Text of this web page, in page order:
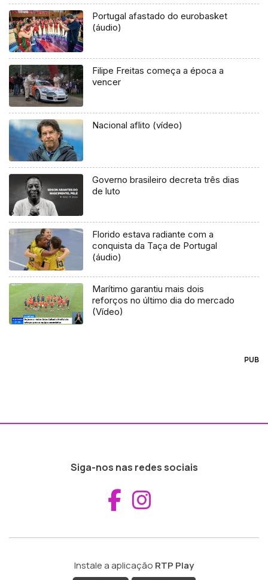
Portugal afastado do eurobasket
(áudio)
Filipe Freitas começa a época a
vencer
Nacional aflito (vídeo)
Governo brasileiro decreta três dias
de luto
Florido estava radiante com a
conquista da Taça de Portugal
(áudio)
Marítimo garantiu mais dois
reforços no último dia do mercado
(Vídeo)
PUB
Siga-nos nas redes sociais
Aceder ao
Instale a aplicação RTP Play